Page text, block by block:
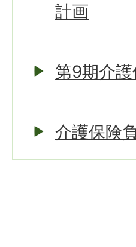
計画
第9期介
介護保険